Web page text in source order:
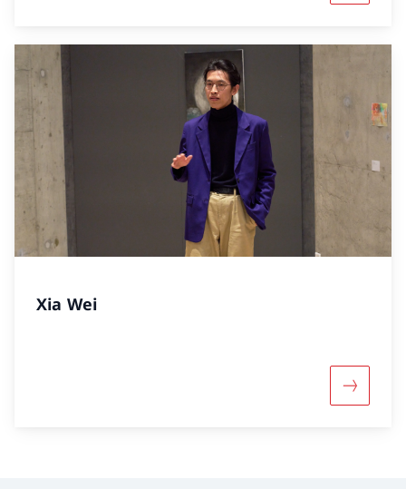
Xia Wei
Mehr